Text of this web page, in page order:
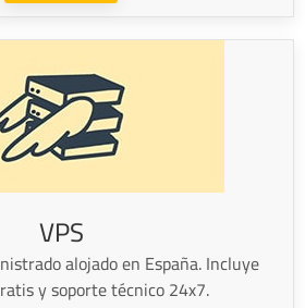
VPS
alojado en España. Incluye
y soporte técnico 24x7.